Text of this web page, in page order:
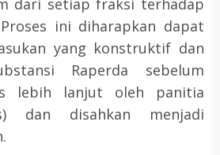
Proses ini diharapkan dapat
yang konstruktif dan
Raperda sebelum
lebih lanjut oleh panitia
dan disahkan menjadi